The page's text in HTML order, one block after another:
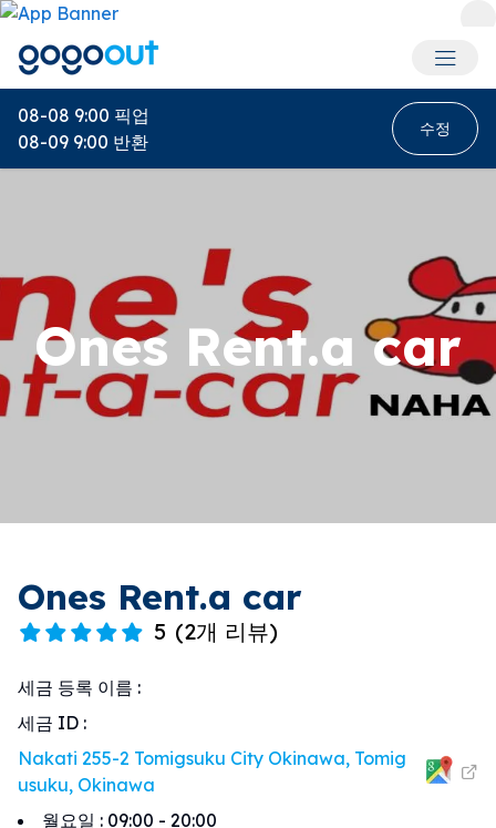
회원 메
08-08 9:00 픽업
08-09 9:00 반환
수정
Ones Rent.a car
Ones Rent.a car
5 (2개 리뷰)
세금 등록 이름 :
세금 ID :
Nakati 255-2 Tomigsuku City Okinawa, Tomig
usuku, Okinawa
월요일 : 09:00 - 20:00